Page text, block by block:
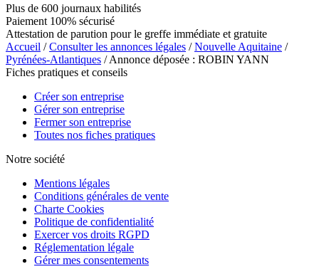
Plus de 600 journaux habilités
Paiement 100% sécurisé
Attestation de parution pour le greffe immédiate et gratuite
Accueil /Consulter les annonces légales /Nouvelle Aquitaine /
Pyrénées-Atlantiques / Annonce déposée : ROBIN YANN
Fiches pratiques et conseils
Créer son entreprise
Gérer son entreprise
Fermer son entreprise
Toutes nos fiches pratiques
Notre société
Mentions légales
Conditions générales de vente
Charte Cookies
Politique de confidentialité
Exercer vos droits RGPD
Réglementation légale
Gérer mes consentements